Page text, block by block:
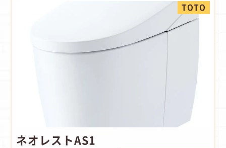
TOTO
ネオレストAS1